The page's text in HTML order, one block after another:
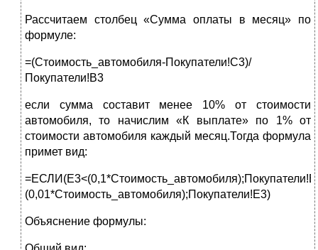
Рассчитаем столбец «Сумма оплаты в месяц» по
формуле:
=(Стоимость_автомобиля-Покупатели!C3)/
Покупатели!B3
если сумма составит менее 10% от стоимости
автомобиля, то начислим «К выплате» по 1% от
стоимости автомобиля каждый месяц.Тогда формула
примет вид:
(0,01*Стоимость_автомобиля);Покупатели!E3)
Объяснение формулы: